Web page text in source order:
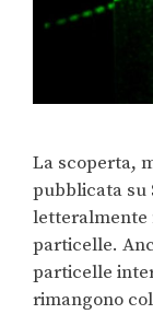
La scoperta,
pubblicata su
letteralmente
particelle.
particelle
rimangono